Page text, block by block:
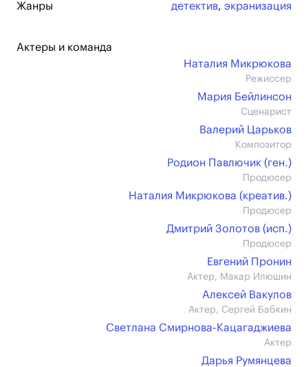
Жанры детектив, экранизация
Актеры и команда
Наталия Микрюкова
Режиссер
Мария Бейлинсон
Сценарист
Валерий Царьков
Композитор
Родион Павлючик (ген.)
Продюсер
Наталия Микрюкова (креатив.)
Продюсер
Дмитрий Золотов (иcп.)
Продюсер
Евгений Пронин
Актер, Макар Илюшин
Алексей Вакулов
Актер, Сергей Бабкин
Светлана Смирнова-Кацагаджиева
Актер
Дарья Румянцева